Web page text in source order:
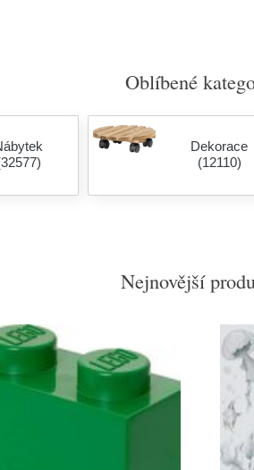
Oblíbené
Dekorace
(12110)
Nejnovější